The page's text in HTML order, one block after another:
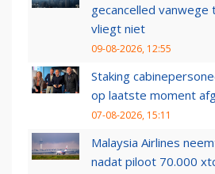
gecancelled vanwege
vliegt niet
09-08-2026, 12:55
Staking
op laatste moment
07-08-2026, 15:11
Malaysia Airlines
nadat piloot 70.000